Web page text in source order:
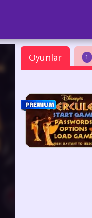
Oyunlar 1